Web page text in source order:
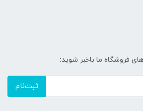
فروشگاه ما باخبر شوید:
ثبت‌نام